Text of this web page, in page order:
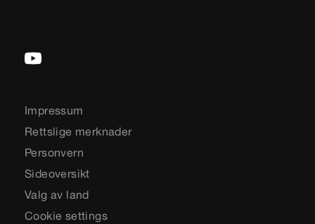
Impressum
Rettslige merknader
Personvern
Sideoversikt
Valg av land
Cookie settings